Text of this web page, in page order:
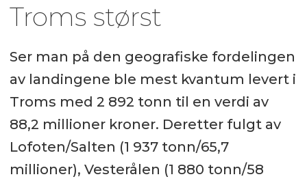
Troms størst
Ser man på den geografiske fordelingen
av landingene ble mest kvantum levert i
Troms med 2 892 tonn til en verdi av
88,2 millioner kroner. Deretter fulgt av
Lofoten/Salten (1 937 tonn/65,7
millioner), Vesterålen (1 880 tonn/58